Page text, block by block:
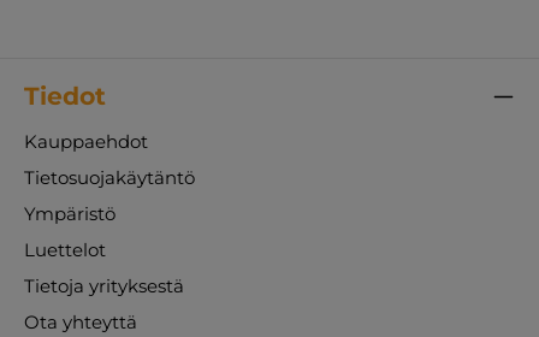
Tiedot
Kauppaehdot
Tietosuojakäytäntö
Ympäristö
Luettelot
Tietoja yrityksestä
Ota yhteyttä